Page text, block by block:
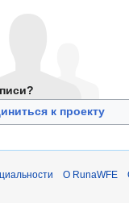
к проекту
О RunaWFE